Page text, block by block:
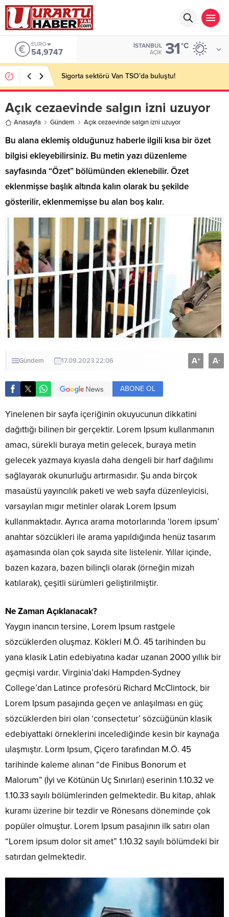
EURO
54,9747
İSTANBUL
AÇIK 31°C
Sigorta sektörü Van TSO’da buluştu!
Açık cezaevinde salgın izni uzuyor
Anasayfa Gündem Açık cezaevinde salgın izni uzuyor
Bu alana eklemiş olduğunuz haberle ilgili kısa bir özet
bilgisi ekleyebilirsiniz. Bu metin yazı düzenleme
sayfasında “Özet” bölümünden eklenebilir. Özet
eklenmişse başlık altında kalın olarak bu şekilde
gösterilir, eklenmemişse bu alan boş kalır.
Gündem 17.09.2023 22:06 A+ A-
ABONE OL
Yinelenen bir sayfa içeriğinin okuyucunun dikkatini
dağıttığı bilinen bir gerçektir. Lorem Ipsum kullanmanın
amacı, sürekli buraya metin gelecek, buraya metin
gelecek yazmaya kıyasla daha dengeli bir harf dağılımı
sağlayarak okunurluğu artırmasıdır. Şu anda birçok
masaüstü yayıncılık paketi ve web sayfa düzenleyicisi,
varsayılan mıgır metinler olarak Lorem Ipsum
kullanmaktadır. Ayrıca arama motorlarında ‘lorem ipsum’
anahtar sözcükleri ile arama yapıldığında henüz tasarım
aşamasında olan çok sayıda site listelenir. Yıllar içinde,
bazen kazara, bazen bilinçli olarak (örneğin mizah
katılarak), çeşitli sürümleri geliştirilmiştir.
Ne Zaman Açıklanacak?
Yaygın inancın tersine, Lorem Ipsum rastgele
sözcüklerden oluşmaz. Kökleri M.Ö. 45 tarihinden bu
yana klasik Latin edebiyatına kadar uzanan 2000 yıllık bir
geçmişi vardır. Virginia’daki Hampden-Sydney
College’dan Latince profesörü Richard McClintock, bir
Lorem Ipsum pasajında geçen ve anlaşılması en güç
sözcüklerden biri olan ‘consectetur’ sözcüğünün klasik
edebiyattaki örneklerini incelediğinde kesin bir kaynağa
ulaşmıştır. Lorm Ipsum, Çiçero tarafından M.Ö. 45
tarihinde kaleme alınan “de Finibus Bonorum et
Malorum” (İyi ve Kötünün Uç Sınırları) eserinin 1.10.32 ve
1.10.33 sayılı bölümlerinden gelmektedir. Bu kitap, ahlak
kuramı üzerine bir tezdir ve Rönesans döneminde çok
popüler olmuştur. Lorem Ipsum pasajının ilk satırı olan
“Lorem ipsum dolor sit amet” 1.10.32 sayılı bölümdeki bir
satırdan gelmektedir.